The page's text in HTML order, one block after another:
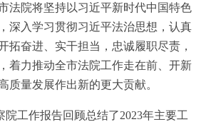
法院将坚持以习近平新时代中国特色
深入学习贯彻习近平法治思想，认真
拓奋进、实干担当，忠诚履职尽责，
着力推动全市法院工作走在前、开新
质量发展作出新的更大贡献。
院工作报告回顾总结了2023年主要工